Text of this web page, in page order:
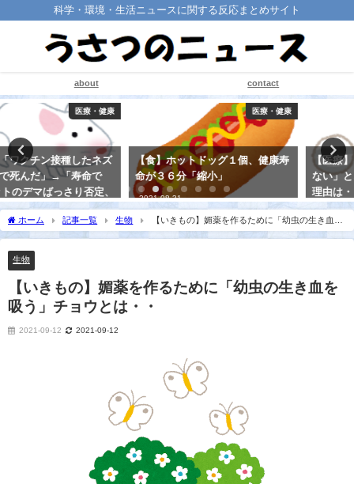
科学・環境・生活ニュースに関する反応まとめサイト
about contact
【食】ホットドッグ１個、健康寿
命が３６分「縮小」
2021-08-31
【医療】「ジェネリック薬は飲ま
ない」と、医師たちが明かすその
理由は・・
ホーム 記事一覧 生物
【いきもの】媚薬を作るために「幼虫の生き血を
吸う」チョウとは・・
生物
【いきもの】媚薬を作るために「幼虫の生き血を
吸う」チョウとは・・
2021-09-12 2021-09-12